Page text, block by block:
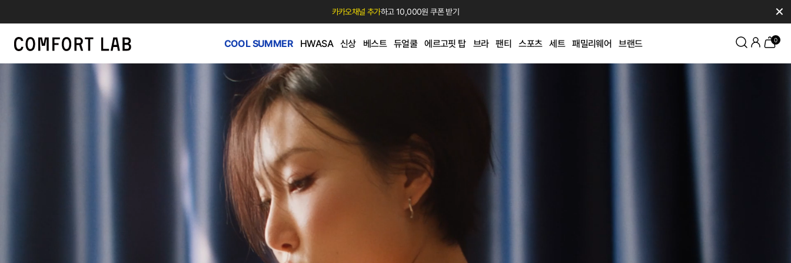
카카오채널 추가하고 10,000원 쿠폰 받기 ✕
COOL SUMMER HWASA 신상 베스트 듀얼쿨 에르고핏 탑 브라 팬티 스포츠 세트 패밀리웨어 브랜드 0